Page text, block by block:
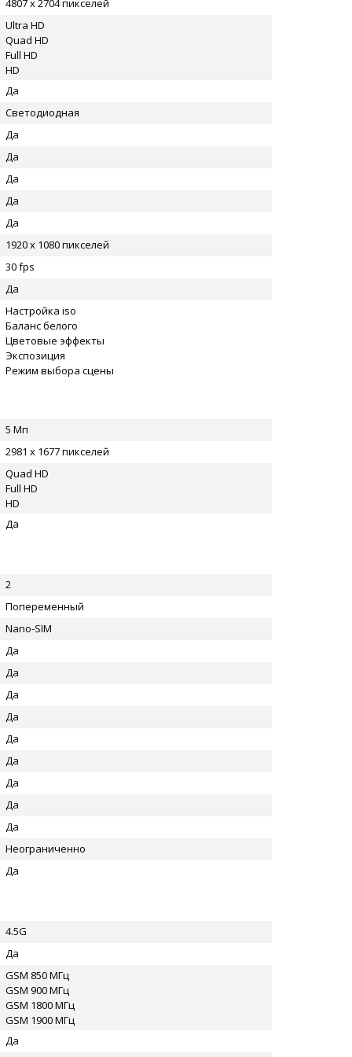
4807 x 2704 пикселей
Ultra HD
Quad HD
Full HD
HD
Да
Светодиодная
Да
Да
Да
Да
Да
1920 x 1080 пикселей
30 fps
Да
Настройка iso
Баланс белого
Цветовые эффекты
Экспозиция
Режим выбора сцены
5 Мп
2981 x 1677 пикселей
Quad HD
Full HD
HD
Да
2
Попеременный
Nano-SIM
Да
Да
Да
Да
Да
Да
Да
Да
Да
Неограниченно
Да
4.5G
Да
GSM 850 МГц
GSM 900 МГц
GSM 1800 МГц
GSM 1900 МГц
Да